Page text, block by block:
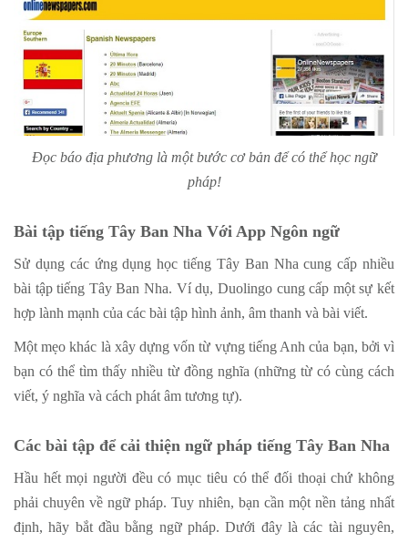
Đọc báo địa phương là một bước cơ bản để có thể học ngữ
pháp!
Bài tập tiếng Tây Ban Nha Với App Ngôn ngữ
Sử dụng các ứng dụng học tiếng Tây Ban Nha cung cấp nhiều
bài tập tiếng Tây Ban Nha. Ví dụ, Duolingo cung cấp một sự kết
hợp lành mạnh của các bài tập hình ảnh, âm thanh và bài viết.
Một mẹo khác là xây dựng vốn từ vựng tiếng Anh của bạn, bởi vì
bạn có thể tìm thấy nhiều từ đồng nghĩa (những từ có cùng cách
viết, ý nghĩa và cách phát âm tương tự).
Các bài tập để cải thiện ngữ pháp tiếng Tây Ban Nha
Hầu hết mọi người đều có mục tiêu có thể đối thoại chứ không
phải chuyên về ngữ pháp. Tuy nhiên, bạn cần một nền tảng nhất
định, hãy bắt đầu bằng ngữ pháp. Dưới đây là các tài nguyên,